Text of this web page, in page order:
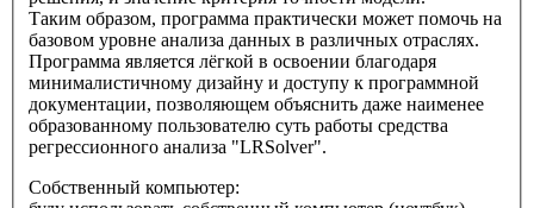
Таким образом, программа практически может помочь на
базовом уровне анализа данных в различных отраслях.
Программа является лёгкой в освоении благодаря
минималистичному дизайну и доступу к программной
документации, позволяющем объяснить даже наименее
образованному пользователю суть работы средства
регрессионного анализа "LRSolver".
Собственный компьютер: